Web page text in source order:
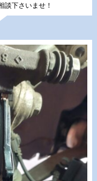
談下さいませ！